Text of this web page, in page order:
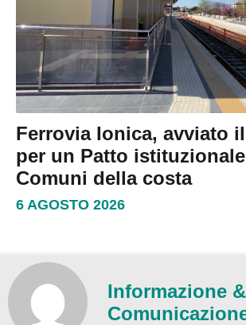
Ferrovia Ionica, avviato
per un Patto
Comuni della costa
6 AGOSTO 2026
Informazione &